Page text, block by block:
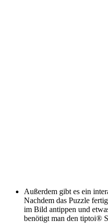
Außerdem gibt es ein
Nachdem das Puzzle
im Bild antippen und
benötigt man den tiptoi®